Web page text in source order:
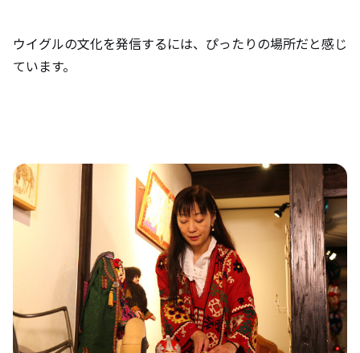
ウイグルの文化を発信するには、ぴったりの場所だと感じ
ています。